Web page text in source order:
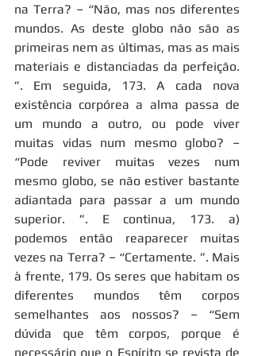
na Terra? – “Não, mas nos diferentes
mundos. As deste globo não são as
primeiras nem as últimas, mas as mais
materiais e distanciadas da perfeição.
”. Em seguida, 173. A cada nova
existência corpórea a alma passa de
um mundo a outro, ou pode viver
muitas vidas num mesmo globo? –
“Pode reviver muitas vezes num
mesmo globo, se não estiver bastante
adiantada para passar a um mundo
superior. ”. E continua, 173. a)
podemos então reaparecer muitas
vezes na Terra? – “Certamente. ”. Mais
à frente, 179. Os seres que habitam os
diferentes mundos têm corpos
semelhantes aos nossos? – “Sem
dúvida que têm corpos, porque é
necessário que o Espírito se revista de